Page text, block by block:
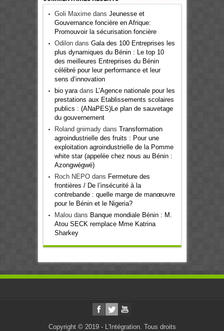
Goli Maximedans Jeunesse et
Gouvernance foncière en Afrique:
Promouvoir la sécurisation foncière
Odilondans Gala des 100 Entreprises les
plus dynamiques du Bénin : Le top 10
des meilleures Entreprises du Bénin
célébré pour leur performance et leur
sens d’innovation
bio yaradans
L’Agence nationale pour les
prestations aux Etablissements scolaires
publics : (ANaPES)Le plan de sauvetage
du gouvernement
Roland gnimadydans Transformation
agroindustrielle des fruits : Pour une
exploitation agroindustrielle de la Pomme
white star (appelée chez nous au Bénin :
Azongwégwé)
Roch NEPOdans Fermeture des
frontières / De l’insécurité à la
contrebande : quelle marge de manœuvre
pour le Bénin et le Nigeria?
Maloudans Banque mondiale Bénin : M.
Atou SECK remplace Mme Katrina
Sharkey
Copyright © 2019 - L'Intégration. Tous droits